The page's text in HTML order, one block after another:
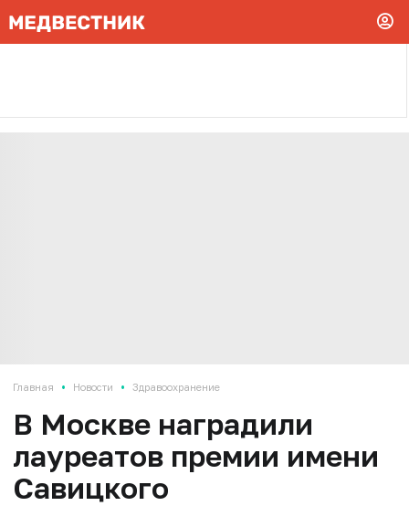
Главная • Новости • Здравоохранение
В Москве наградили
лауреатов премии имени
Савицкого